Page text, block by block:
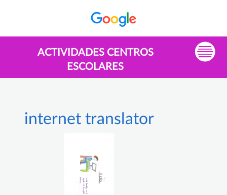
ACTIVIDADES CENTROS
ESCOLARES
internet translator